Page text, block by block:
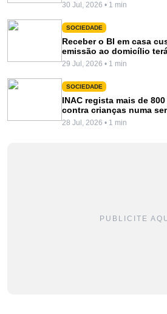
30 Jul, 2026 • 1 min
SOCIEDADE
Receber o BI em casa
emissão ao domicílio
29 Jul, 2026 • 1 min
SOCIEDADE
INAC regista mais de
contra crianças numa
28 Jul, 2026 • 1 min
PUBLICITE